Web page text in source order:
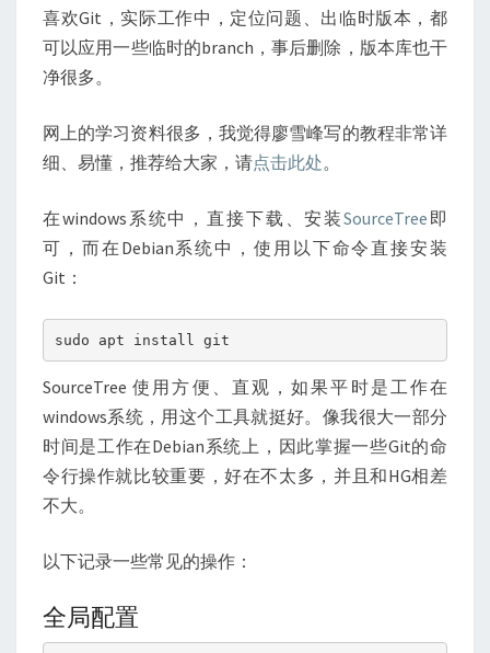
喜欢Git，实际工作中，定位问题、出临时版本，都
可以应用一些临时的branch，事后删除，版本库也干
净很多。
网上的学习资料很多，我觉得廖雪峰写的教程非常详
细、易懂，推荐给大家，请点击此处。
在windows系统中，直接下载、安装SourceTree 即
可，而在Debian系统中，使用以下命令直接安装
Git：
sudo apt install git
SourceTree 使用方便、直观，如果平时是工作在
windows系统，用这个工具就挺好。像我很大一部分
时间是工作在Debian系统上，因此掌握一些Git的命
令行操作就比较重要，好在不太多，并且和HG相差
不大。
以下记录一些常见的操作：
全局配置